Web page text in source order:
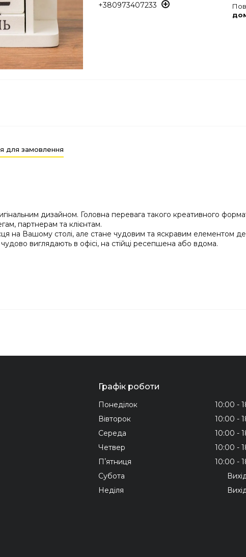
+380973407233
для замовлення
дизайном. Головна перевага такого креативного
партнерам та клієнтам.
на Вашому столі, але стане чудовим та яскравим елементом
виглядають в офісі, на стійці ресепшена або вдома.
Графік роботи
Понеділок 10:00
Вівторок
10:00
Середа
10:00
Четвер
10:00
Пʼятниця
10:00
Субота
Неділя